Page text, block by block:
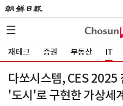
재테크 증권 부동산 IT
다쏘시스템, CES
'도시'로 구현한 가상세